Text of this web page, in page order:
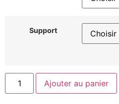
Support
Ajouter au panier